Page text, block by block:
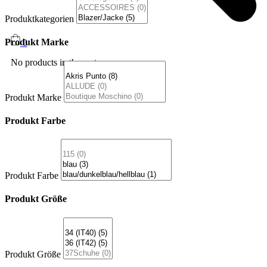
0
No products in the cart.
Produktkategorien
Produkt Marke
Produkt Marke
Produkt Farbe
Produkt Farbe
Produkt Größe
Produkt Größe